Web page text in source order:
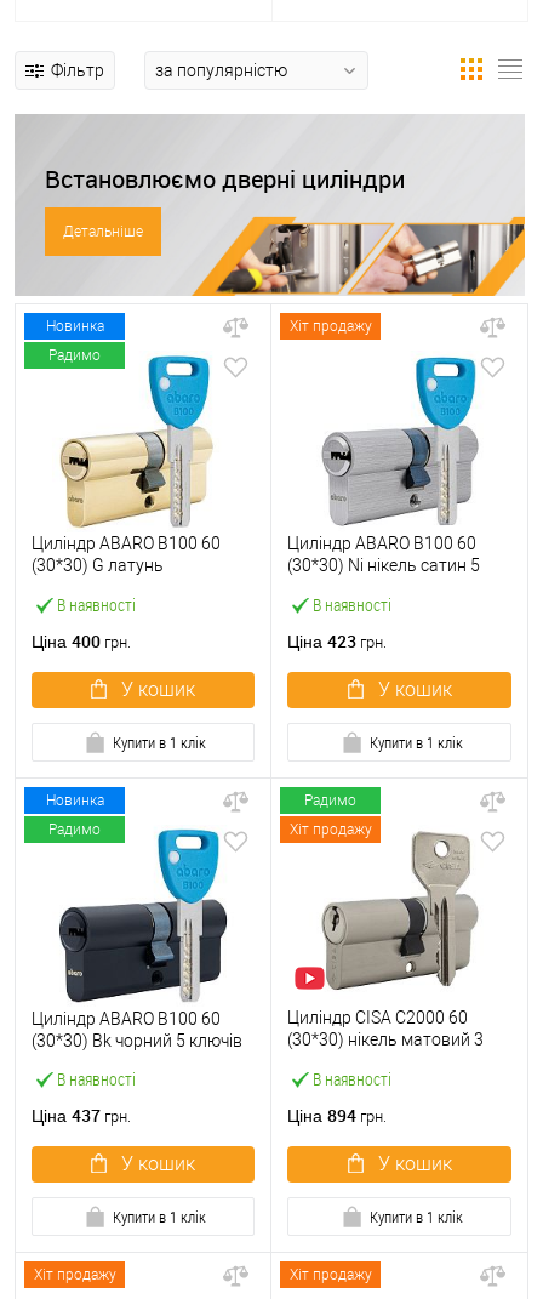
Фільтр
Встановлюємо дверні циліндри
Детальніше
Новинка
Радимо
В наявності
Циліндр ABARO B100 60
(30*30) G латунь
Ціна 400 грн.
У кошик
Купити в 1 клік
Хіт продажу
В наявності
Циліндр ABARO B100 60
(30*30) Ni нікель сатин 5
Ціна 423 грн.
У кошик
Купити в 1 клік
Новинка
Радимо
В наявності
Циліндр ABARO B100 60
(30*30) Bk чорний 5 ключів
Ціна 437 грн.
У кошик
Купити в 1 клік
Радимо
Хіт продажу
В наявності
Циліндр CISA C2000 60
(30*30) нікель матовий 3
Ціна 894 грн.
У кошик
Купити в 1 клік
Хіт продажу Хіт продажу